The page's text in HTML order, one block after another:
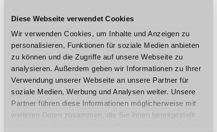
Diese Webseite verwendet Cookies
Wir verwenden Cookies, um Inhalte und Anzeigen zu
personalisieren, Funktionen für soziale Medien anbieten
zu können und die Zugriffe auf unsere Webseite zu
analysieren. Außerdem geben wir Informationen zu Ihrer
Verwendung unserer Webseite an unsere Partner für
soziale Medien, Werbung und Analysen weiter. Unsere
Partner führen diese Informationen möglicherweise mit
weiteren Daten zusammen, die Sie ihnen bereitgestellt
Kongresshaus Rosengarten
96450 Coburg
09561 / 89830
E-Mail: kongress@coburg.de
Webseite:veranstaltungen.coburg-
rennsteig.de/details/veranstaltung/toxic-love-true-
Anreise planen